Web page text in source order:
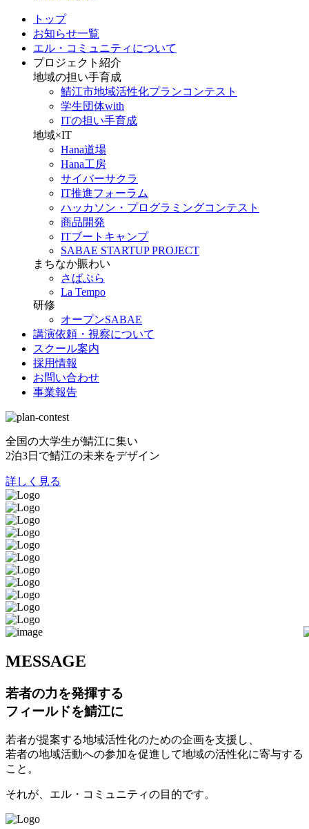
トップ
お知らせ一覧
エル・コミュニティについて
プロジェクト紹介
地域の担い手育成
鯖江市地域活性化プランコンテスト
学生団体with
ITの担い手育成
地域×IT
Hana道場
Hana工房
サイバーサクラ
IT推進フォーラム
ハッカソン・プログラミングコンテスト
商品開発
ITブートキャンプ
SABAE STARTUP PROJECT
まちなか賑わい
さばぷら
La Tempo
研修
オープンSABAE
講演依頼・視察について
スクール案内
採用情報
お問い合わせ
事業報告
全国の大学生が鯖江に集い
2泊3日で鯖江の未来をデザイン
詳しく見る
MESSAGE
若者の力を発揮する
フィールドを鯖江に
若者が提案する地域活性化のための企画を支援し、
若者の地域活動への参加を促進して地域の活性化に寄与する
こと。
それが、エル・コミュニティの目的です。